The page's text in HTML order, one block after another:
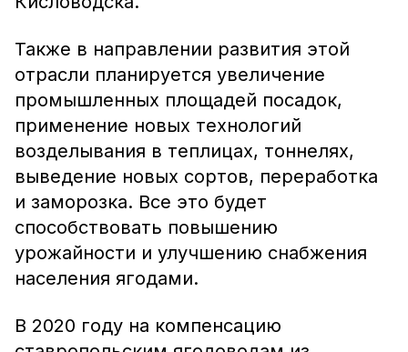
Также в направлении развития этой
отрасли планируется увеличение
промышленных площадей посадок,
применение новых технологий
возделывания в теплицах, тоннелях,
выведение новых сортов, переработка
и заморозка. Все это будет
способствовать повышению
урожайности и улучшению снабжения
населения ягодами.
В 2020 году на компенсацию